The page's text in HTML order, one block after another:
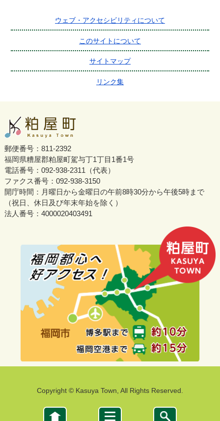
ウェブ・アクセシビリティについて
このサイトについて
サイトマップ
リンク集
郵便番号：811-2392
福岡県糟屋郡粕屋町駕与丁1丁目1番1号
電話番号：092-938-2311（代表）
ファクス番号：092-938-3150
開庁時間：月曜日から金曜日の午前8時30分から午後5時まで
（祝日、休日及び年末年始を除く）
法人番号：4000020403491
Copyright © Kasuya Town, All Rights Reserved.